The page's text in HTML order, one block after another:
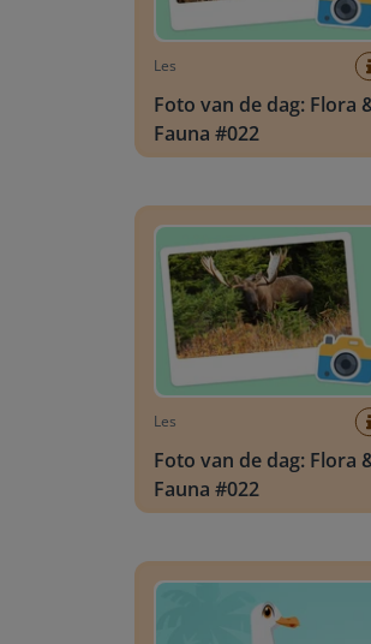
Les
Foto van de dag: Flora
Fauna #022
Les
Foto van de dag: Flora
Fauna #022